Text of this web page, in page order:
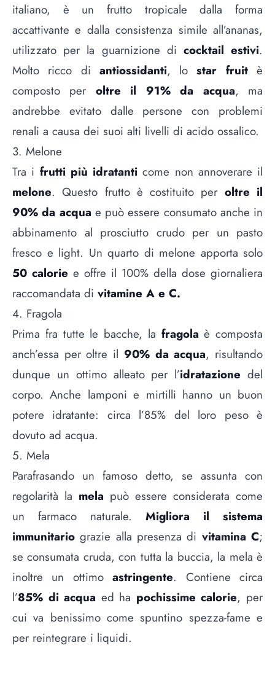
italiano, è un frutto tropicale dalla forma
accattivante e dalla consistenza simile all’ananas,
utilizzato per la guarnizione di cocktail estivi.
Molto ricco di antiossidanti, lostar fruitè
composto per oltre il 91% da acqua, ma
andrebbe evitato dalle persone con problemi
renali a causa dei suoi alti livelli di acido ossalico.
3. Melone
Tra i frutti più idratanticome non annoverare il
melone. Questo frutto è costituito per oltre il
90% da acqua e può essere consumato anche in
abbinamento al prosciutto crudo per un pasto
fresco e light. Un quarto di melone apporta solo
50 calorie e offre il 100% della dose giornaliera
raccomandata di vitamine A e C.
4. Fragola
Prima fra tutte le bacche, la fragola è composta
anch’essa per oltre il 90% da acqua, risultando
dunque un ottimo alleato per l’idratazione del
corpo. Anche lamponi e mirtilli hanno un buon
potere idratante: circa l’85% del loro peso è
dovuto ad acqua.
5. Mela
Parafrasando un famoso detto, se assunta con
regolarità la mela può essere considerata come
un farmaco naturale. Migliora il sistema
immunitario grazie alla presenza di vitamina C;
se consumata cruda, con tutta la buccia, la mela è
inoltre un ottimoastringente. Contiene circa
l’85% di acqua ed ha pochissime calorie, per
cui va benissimo come spuntino spezza-fame e
per reintegrare i liquidi.